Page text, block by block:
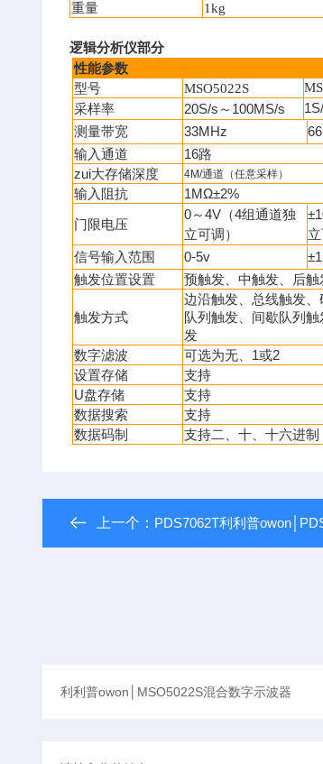
重量
1kg
逻辑分析仪部分
性能参数
型号
MSO5022S
采样率 20S/s ～100MS/s
测量带宽
33MHz
输入通道
16路
zui大存储深度
4M/通道 （任意采样）
输入阻抗 1MΩ±2%
门限电压
0～4V（4组通道独
立可调）
立
信号输入范围
0-5v
触发位置设置
预触发、中触发、后触
触发方式
边沿触发、总线触发
队列触发、间歇队列
发
数字滤波
可选为无、 1或2
设置存储
支持
U盘存储
支持
数据搜索
支持
数据码制
支持二、十、十六进制
上一个： PDS7062T利利普owon│PDS7062T便携